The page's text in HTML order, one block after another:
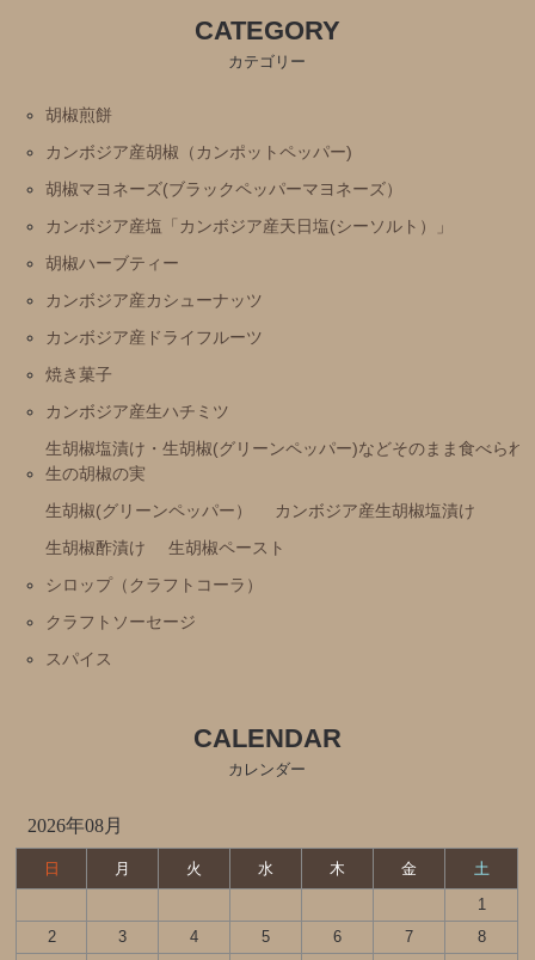
CATEGORY
カテゴリー
胡椒煎餅
カンボジア産胡椒（カンポットペッパー)
胡椒マヨネーズ(ブラックペッパーマヨネーズ）
カンボジア産塩「カンボジア産天日塩(シーソルト）」
胡椒ハーブティー
カンボジア産カシューナッツ
カンボジア産ドライフルーツ
焼き菓子
カンボジア産生ハチミツ
生胡椒塩漬け・生胡椒(グリーンペッパー)などそのまま食べられ
生の胡椒の実
生胡椒(グリーンペッパー）
カンボジア産生胡椒塩漬け
生胡椒酢漬け
生胡椒ペースト
シロップ（クラフトコーラ）
クラフトソーセージ
スパイス
CALENDAR
カレンダー
2026年08月
日 月 火 水 木 金
土
1
2
3 4 5 6 7
8